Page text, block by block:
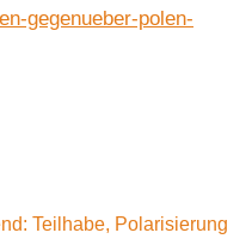
gegenueber-polen-
Teilhabe, Polarisierung